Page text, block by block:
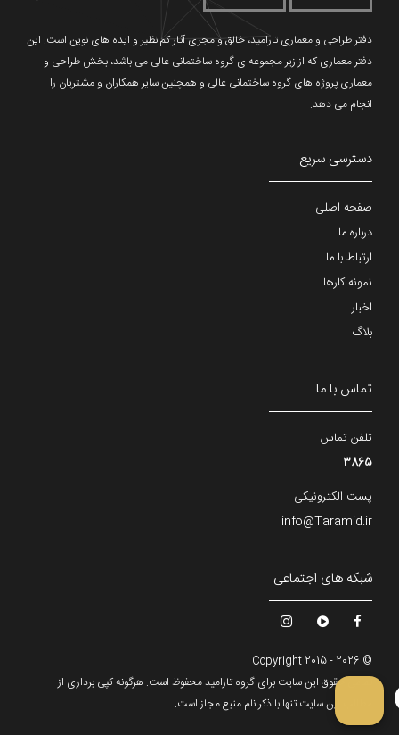
دفتر طراحی و معماری تارامید، خالق و مجری آثار کم نظیر و ایده های نوین است. این
دفتر معماری که از زیر مجموعه ی گروه ساختمانی عالی می باشد، بخش طراحی و
معماری پروژه های گروه ساختمانی عالی و همچنین سایر همکاران و مشتریان را
انجام می دهد.
دسترسی سریع
صفحه اصلی
درباره ما
ارتباط با ما
نمونه کارها
اخبار
بلاگ
تماس با ما
تلفن تماس
3865
پست الکترونیکی
info@Taramid.ir
شبکه های اجتماعی
© Copyright 2015 - 2026
تمامی حقوق این سایت برای گروه تارامید محفوظ است. هرگونه کپی برداری از
مطالب این سایت تنها با ذکر نام منبع مجاز است.